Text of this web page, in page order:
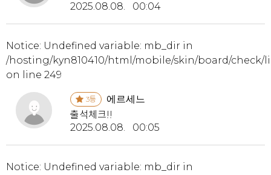
2025.08.08. 00:04
Notice: Undefined variable: mb_dir in
/hosting/kyn810410/html/mobile/skin/board/check/
on line 249
3등 에르세느
출석체크!!
2025.08.08. 00:05
Notice: Undefined variable: mb_dir in